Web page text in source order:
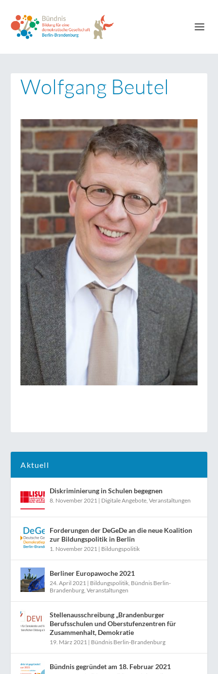
Wolfgang Beutel
Aktuell
Diskriminierung in Schulen begegnen
8. November 2021 | Digitale Angebote ,Veranstaltungen
Forderungen der DeGeDe an die neue Koalition
zur Bildungspolitik in Berlin
1. November 2021 | Bildungspolitik
Berliner Europawoche 2021
24. April 2021 | Bildungspolitik Bündnis Berlin-
Brandenburg ,Veranstaltungen
Stellenausschreibung „Brandenburger
Berufsschulen und Oberstufenzentren für
Zusammenhalt, Demokratie
19. März 2021 | Bündnis Berlin-Brandenburg
Bündnis gegründet am 18. Februar 2021